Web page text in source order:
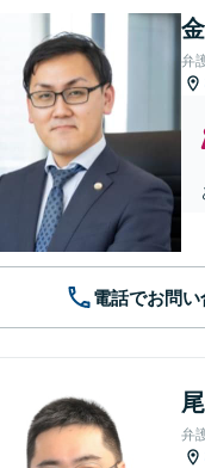
弁
電話でお問い
弁